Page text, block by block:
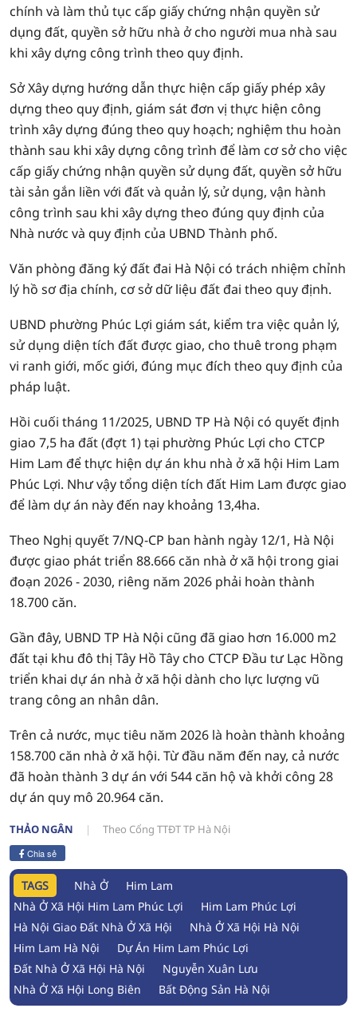
chính và làm thủ tục cấp giấy chứng nhận quyền sử
dụng đất, quyền sở hữu nhà ở cho người mua nhà sau
khi xây dựng công trình theo quy định.
Sở Xây dựng hướng dẫn thực hiện cấp giấy phép xây
dựng theo quy định, giám sát đơn vị thực hiện công
trình xây dựng đúng theo quy hoạch; nghiệm thu hoàn
thành sau khi xây dựng công trình để làm cơ sở cho việc
cấp giấy chứng nhận quyền sử dụng đất, quyền sở hữu
tài sản gắn liền với đất và quản lý, sử dụng, vận hành
công trình sau khi xây dựng theo đúng quy định của
Nhà nước và quy định của UBND Thành phố.
Văn phòng đăng ký đất đai Hà Nội có trách nhiệm chỉnh
lý hồ sơ địa chính, cơ sở dữ liệu đất đai theo quy định.
UBND phường Phúc Lợi giám sát, kiểm tra việc quản lý,
sử dụng diện tích đất được giao, cho thuê trong phạm
vi ranh giới, mốc giới, đúng mục đích theo quy định của
pháp luật.
Hồi cuối tháng 11/2025, UBND TP Hà Nội có quyết định
giao 7,5 ha đất (đợt 1) tại phường Phúc Lợi cho CTCP
Him Lam để thực hiện dự án khu nhà ở xã hội Him Lam
Phúc Lợi. Như vậy tổng diện tích đất Him Lam được giao
để làm dự án này đến nay khoảng 13,4ha.
Theo Nghị quyết 7/NQ-CP ban hành ngày 12/1, Hà Nội
được giao phát triển 88.666 căn nhà ở xã hội trong giai
đoạn 2026 - 2030, riêng năm 2026 phải hoàn thành
18.700 căn.
Gần đây, UBND TP Hà Nội cũng đã giao hơn 16.000 m2
đất tại khu đô thị Tây Hồ Tây cho CTCP Đầu tư Lạc Hồng
triển khai dự án nhà ở xã hội dành cho lực lượng vũ
trang công an nhân dân.
Trên cả nước, mục tiêu năm 2026 là hoàn thành khoảng
158.700 căn nhà ở xã hội. Từ đầu năm đến nay, cả nước
đã hoàn thành 3 dự án với 544 căn hộ và khởi công 28
dự án quy mô 20.964 căn.
THẢO NGÂN Theo Cổng TTĐT TP Hà Nội
Chia sẻ
TAGS Nhà Ở
Him Lam
Nhà Ở Xã Hội Him Lam Phúc Lợi
Him Lam Phúc Lợi
Hà Nội Giao Đất Nhà Ở Xã Hội
Nhà Ở Xã Hội Hà Nội
Him Lam Hà Nội
Dự Án Him Lam Phúc Lợi
Đất Nhà Ở Xã Hội Hà Nội
Nguyễn Xuân Lưu
Nhà Ở Xã Hội Long Biên
Bất Động Sản Hà Nội